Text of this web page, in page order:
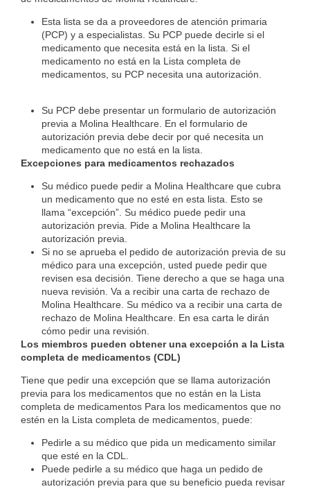
Esta lista se da a proveedores de atención primaria
(PCP) y a especialistas. Su PCP puede decirle si el
medicamento que necesita está en la lista. Si el
medicamento no está en la Lista completa de
medicamentos, su PCP necesita una autorización.
Su PCP debe presentar un formulario de autorización
previa a Molina Healthcare. En el formulario de
autorización previa debe decir por qué necesita un
medicamento que no está en la lista.
Excepciones para medicamentos rechazados
Su médico puede pedir a Molina Healthcare que cubra
un medicamento que no esté en esta lista. Esto se
llama “excepción”. Su médico puede pedir una
autorización previa. Pide a Molina Healthcare la
autorización previa.
Si no se aprueba el pedido de autorización previa de su
médico para una excepción, usted puede pedir que
revisen esa decisión. Tiene derecho a que se haga una
nueva revisión. Va a recibir una carta de rechazo de
Molina Healthcare. Su médico va a recibir una carta de
rechazo de Molina Healthcare. En esa carta le dirán
cómo pedir una revisión.
Los miembros pueden obtener una excepción a la Lista
completa de medicamentos (CDL)
Tiene que pedir una excepción que se llama autorización
previa para los medicamentos que no están en la Lista
completa de medicamentos Para los medicamentos que no
estén en la Lista completa de medicamentos, puede:
Pedirle a su médico que pida un medicamento similar
que esté en la CDL.
Puede pedirle a su médico que haga un pedido de
autorización previa para que su beneficio pueda revisar